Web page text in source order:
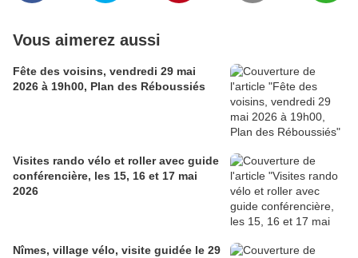
Vous aimerez aussi
Fête des voisins, vendredi 29 mai
2026 à 19h00, Plan des Réboussiés
Visites rando vélo et roller avec guide
conférencière, les 15, 16 et 17 mai
2026
Nîmes, village vélo, visite guidée le 29